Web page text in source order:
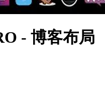
- 博客布局